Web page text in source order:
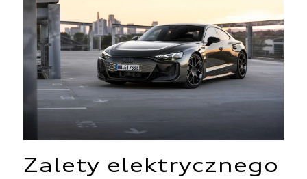
Zalety elektrycznego